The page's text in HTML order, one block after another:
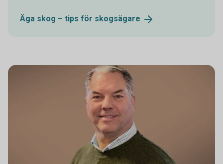
Äga skog – tips för skogsägare